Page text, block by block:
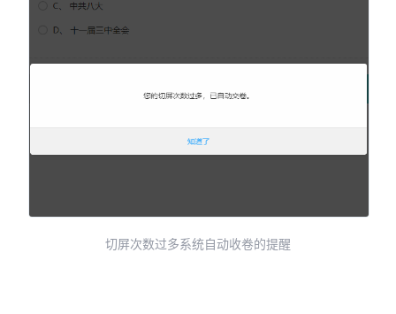
切屏次数过多系统自动收卷的提醒